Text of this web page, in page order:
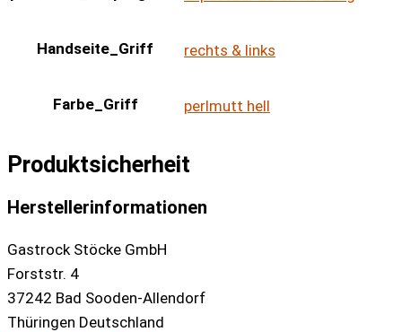
Handseite_Griff rechts & links
Farbe_Griff perlmutt hell
Produktsicherheit
Herstellerinformationen
Gastrock Stöcke GmbH
Forststr. 4
37242 Bad Sooden-Allendorf
Thüringen Deutschland